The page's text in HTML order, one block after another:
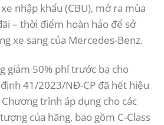
nhập khẩu (CBU), mở ra mùa
– thời điểm hoàn hảo để sở
xe sang của Mercedes-Benz.
giảm 50% phí trước bạ cho
41/2023/NĐ-CP đã hết hiệu
trình áp dụng cho các
của hãng, bao gồm C-Class